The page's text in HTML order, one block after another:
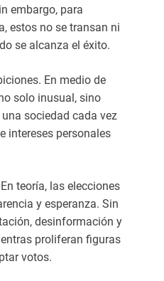
embargo, para
estos no se transan ni
se alcanza el éxito.
En medio de
solo inusual, sino
sociedad cada vez
intereses personales
teoría, las elecciones
y esperanza. Sin
desinformación y
proliferan figuras
votos.